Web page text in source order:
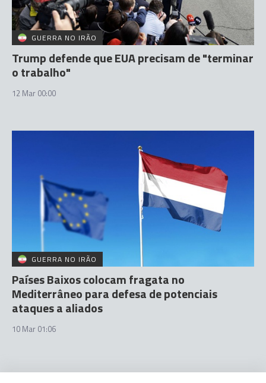
GUERRA NO IRÃO
Trump defende que EUA precisam de "terminar
o trabalho"
12 Mar 00:00
GUERRA NO IRÃO
Países Baixos colocam fragata no
Mediterrâneo para defesa de potenciais
ataques a aliados
10 Mar 01:06